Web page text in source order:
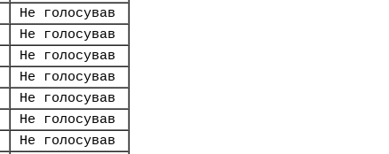
Не голосував
Не голосував
Не голосував
Не голосував
Не голосував
Не голосував
Не голосував